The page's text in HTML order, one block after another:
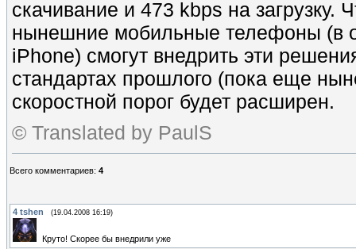
скачивание и 473 kbps на загрузку.
нынешние мобильные телефоны (в
iPhone) смогут внедрить эти
стандартах прошлого (пока еще
скоростной порог будет расширен.
© Translated by PaulS
Всего комментариев: 4
4 tshen (19.04.2008 16:19)
Круто! Скорее бы внедрили уже